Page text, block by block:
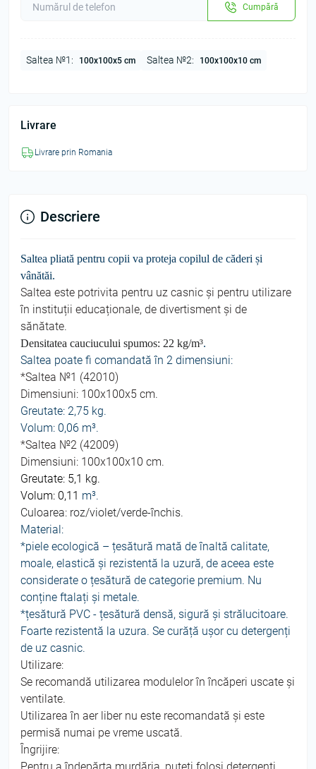
Cumpără
Saltea №1: 100х100х5 cm Saltea №2: 100х100х10 cm
Livrare
Livrare prin Romania
Descriere
Saltea pliată pentru copii va proteja copilul de căderi și
vânătăi.
Saltea este potrivita pentru uz casnic și pentru utilizare
în instituții educaționale, de divertisment și de
sănătate.
Densitatea cauciucului spumos: 22 kg/m³.
Saltea poate fi comandată în 2 dimensiuni:
*Saltea №1 (42010)
Dimensiuni: 100x100x5 cm.
Greutate: 2,75 kg.
Volum: 0,06 m³.
*Saltea №2 (42009)
Dimensiuni: 100x100x10 cm.
Greutate: 5,1 kg.
Volum: 0,11 m³.
Culoarea: roz/violet/verde-închis.
Material:
*piele ecologică – țesătură mată de înaltă calitate,
moale, elastică și rezistentă la uzură, de aceea este
considerate o țesătură de categorie premium. Nu
conține ftalați și metale.
*țesătură PVC - țesătură densă, sigură și strălucitoare.
Foarte rezistentă la uzura. Se curăță ușor cu detergenți
de uz casnic.
Utilizare:
Se recomandă utilizarea modulelor în încăperi uscate și
ventilate.
Utilizarea în aer liber nu este recomandată și este
permisă numai pe vreme uscată.
Îngrijire: